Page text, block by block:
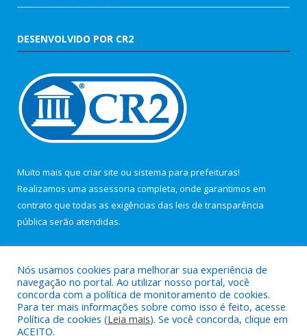
DESENVOLVIDO POR CR2
Muito mais que criar site ou sistema para prefeituras!
Realizamos uma assessoria completa, onde garantimos em
contrato que todas as exigências das leis de transparência
pública serão atendidas.
Todos os direitos reservados a Câmara Municipal de Maracanã.
Nós usamos cookies para melhorar sua experiência de
navegação no portal. Ao utilizar nosso portal, você
concorda com a política de monitoramento de cookies.
Para ter mais informações sobre como isso é feito, acesse
Política de cookies (Leia mais). Se você concorda, clique em
ACEITO.